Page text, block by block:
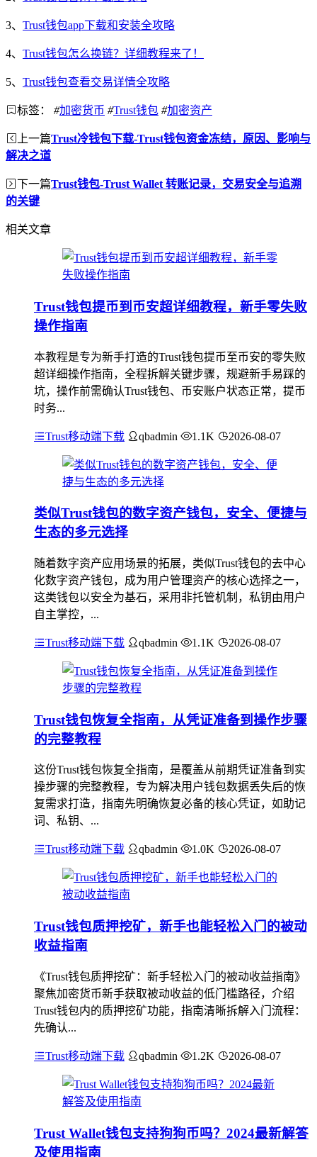
3、 Trust钱包app下载和安装全攻略
4、 Trust钱包怎么换链？详细教程来了！
5、 Trust钱包查看交易详情全攻略
标签： #加密货币 #Trust钱包 #加密资产
上一篇Trust冷钱包下载-Trust钱包资金冻结，原因、影响与
解决之道
下一篇Trust钱包-Trust Wallet 转账记录，交易安全与追溯
的关键
相关文章
Trust钱包提币到币安超详细教程，新手零失败
操作指南
本教程是专为新手打造的Trust钱包提币至币安的零失败
超详细操作指南，全程拆解关键步骤，规避新手易踩的
坑，操作前需确认Trust钱包、币安账户状态正常，提币
时务...
Trust移动端下载 qbadmin 1.1K 2026-08-07
类似Trust钱包的数字资产钱包，安全、便捷与
生态的多元选择
随着数字资产应用场景的拓展，类似Trust钱包的去中心
化数字资产钱包，成为用户管理资产的核心选择之一，
这类钱包以安全为基石，采用非托管机制，私钥由用户
自主掌控，...
Trust移动端下载 qbadmin 1.1K 2026-08-07
Trust钱包恢复全指南，从凭证准备到操作步骤
的完整教程
这份Trust钱包恢复全指南，是覆盖从前期凭证准备到实
操步骤的完整教程，专为解决用户钱包数据丢失后的恢
复需求打造，指南先明确恢复必备的核心凭证，如助记
词、私钥、...
Trust移动端下载 qbadmin 1.0K 2026-08-07
Trust钱包质押挖矿，新手也能轻松入门的被动
收益指南
《Trust钱包质押挖矿：新手轻松入门的被动收益指南》
聚焦加密货币新手获取被动收益的低门槛路径，介绍
Trust钱包内的质押挖矿功能，指南清晰拆解入门流程：
先确认...
Trust移动端下载 qbadmin 1.2K 2026-08-07
Trust Wallet钱包支持狗狗币吗？2024最新解答
及使用指南